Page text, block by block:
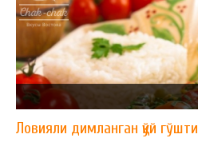
Ловияли димланган қўй гўшти